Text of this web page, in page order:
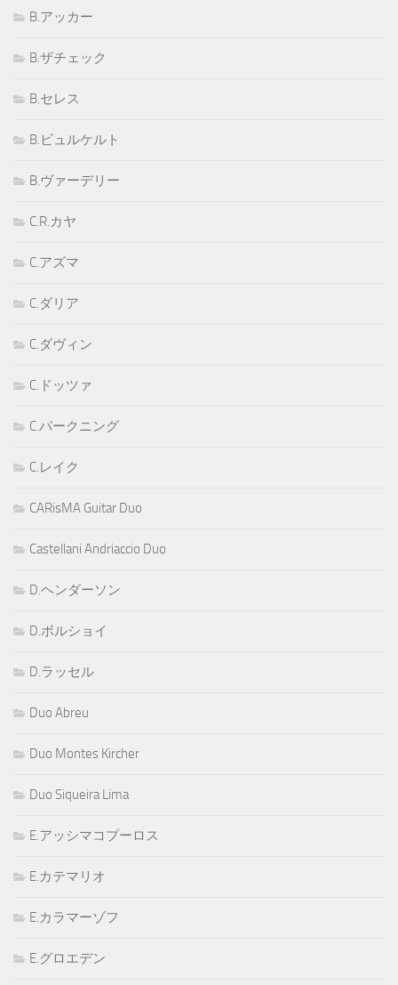
B.アッカー
B.ザチェック
B.セレス
B.ビュルケルト
B.ヴァーデリー
C.R.カヤ
C.アズマ
C.ダリア
C.ダヴィン
C.ドッツァ
C.パークニング
C.レイク
CARisMA Guitar Duo
Castellani Andriaccio Duo
D.ヘンダーソン
D.ボルショイ
D.ラッセル
Duo Abreu
Duo Montes Kircher
Duo Siqueira Lima
E.アッシマコプーロス
E.カテマリオ
E.カラマーゾフ
E.グロエデン